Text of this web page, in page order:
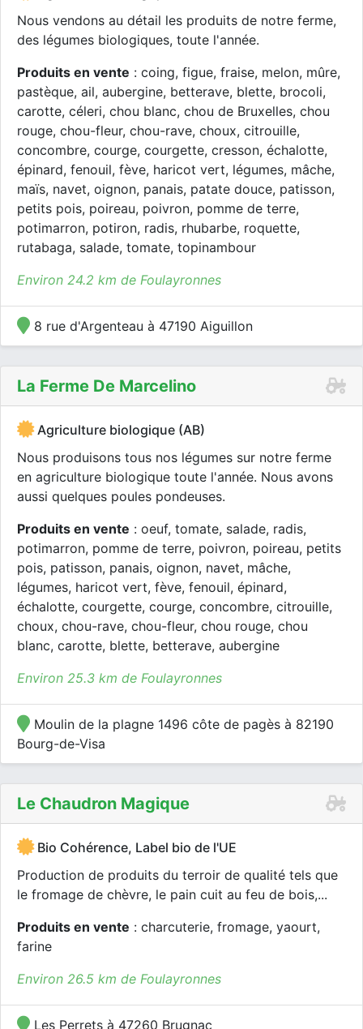
Nous vendons au détail les produits de notre ferme,
des légumes biologiques, toute l'année.
Produits en vente : coing, figue, fraise, melon, mûre,
pastèque, ail, aubergine, betterave, blette, brocoli,
carotte, céleri, chou blanc, chou de Bruxelles, chou
rouge, chou-fleur, chou-rave, choux, citrouille,
concombre, courge, courgette, cresson, échalotte,
épinard, fenouil, fève, haricot vert, légumes, mâche,
maïs, navet, oignon, panais, patate douce, patisson,
petits pois, poireau, poivron, pomme de terre,
potimarron, potiron, radis, rhubarbe, roquette,
rutabaga, salade, tomate, topinambour
Environ 24.2 km de Foulayronnes
8 rue d'Argenteau à 47190 Aiguillon
La Ferme De Marcelino
Agriculture biologique (AB)
Nous produisons tous nos légumes sur notre ferme
en agriculture biologique toute l'année. Nous avons
aussi quelques poules pondeuses.
Produits en vente : oeuf, tomate, salade, radis,
potimarron, pomme de terre, poivron, poireau, petits
pois, patisson, panais, oignon, navet, mâche,
légumes, haricot vert, fève, fenouil, épinard,
échalotte, courgette, courge, concombre, citrouille,
choux, chou-rave, chou-fleur, chou rouge, chou
blanc, carotte, blette, betterave, aubergine
Environ 25.3 km de Foulayronnes
Moulin de la plagne 1496 côte de pagès à 82190
Bourg-de-Visa
Le Chaudron Magique
Bio Cohérence, Label bio de l'UE
Production de produits du terroir de qualité tels que
le fromage de chèvre, le pain cuit au feu de bois,...
Produits en vente : charcuterie, fromage, yaourt,
farine
Environ 26.5 km de Foulayronnes
Les Perrets à 47260 Brugnac